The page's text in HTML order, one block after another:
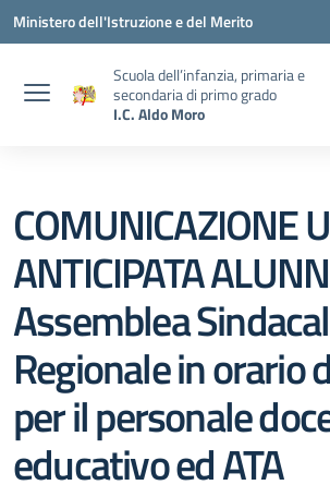
Vai ai contenuti
Vai al menu di navigazione
Vai al footer
Ministero dell'Istruzione e del Merito
Scuola dell’infanzia, primaria e
secondaria di primo grado
I.C. Aldo Moro
COMUNICAZIONE
ANTICIPATA
Assemblea
Regionale in orario
per il personale
educativo ed ATA